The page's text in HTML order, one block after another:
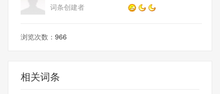
词条创建者
浏览次数： 966
相关词条